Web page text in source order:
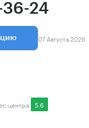
36-24
07 Августа 2026
центра 5.6